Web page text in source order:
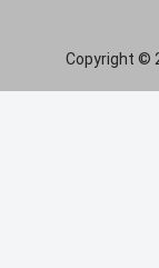
Copyright ©